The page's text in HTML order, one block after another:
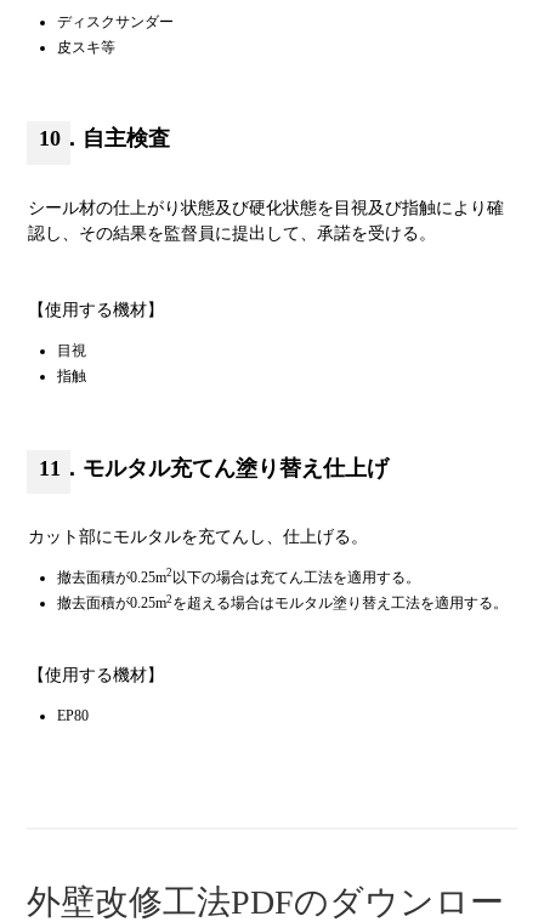
ディスクサンダー
皮スキ等
10．自主検査
シール材の仕上がり状態及び硬化状態を目視及び指触により確
認し、その結果を監督員に提出して、承諾を受ける。
【使用する機材】
目視
指触
11．モルタル充てん塗り替え仕上げ
カット部にモルタルを充てんし、仕上げる。
撤去面積が0.25m2 以下の場合は充てん工法を適用する。
撤去面積が0.25m2 を超える場合はモルタル塗り替え工法を適用する。
【使用する機材】
EP80
外壁改修工法PDFのダウンロー